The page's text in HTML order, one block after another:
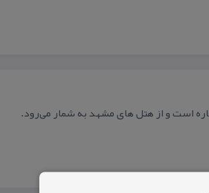
است و از هتل های مشهد به شمار می‌رود.